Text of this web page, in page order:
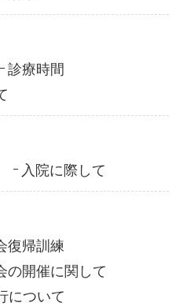
診療時間
入院に際して
復帰訓練
の開催に関して
について